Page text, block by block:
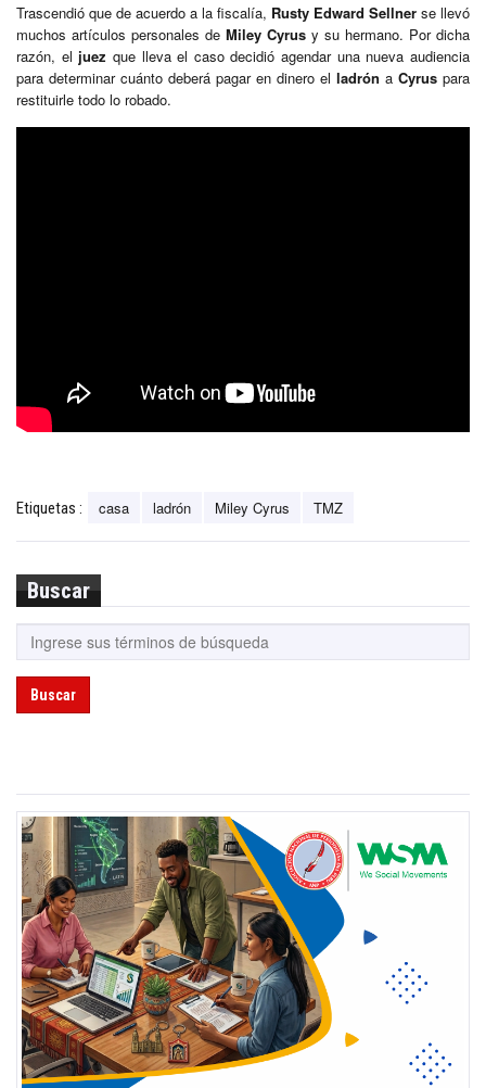
Trascendió que de acuerdo a la fiscalía, Rusty Edward Sellner se llevó
muchos artículos personales de Miley Cyrus y su hermano. Por dicha
razón, el juez que lleva el caso decidió agendar una nueva audiencia
para determinar cuánto deberá pagar en dinero el ladrón a Cyrus para
restituirle todo lo robado.
Etiquetas : casa ladrón Miley Cyrus TMZ
Buscar
Buscar